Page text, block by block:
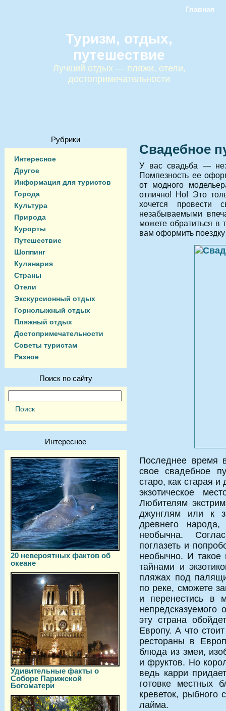
Главная
Туризм, отдых,
путешествие
Лучший отдых — пляжи, отели,
достопримечательности
Рубрики
Интересное
Другое
Информация для туристов
Города
Культура
Природа
Курорты
Путешествие
Шоппинг
Кулинария
Страны
Отели
Экскурсионный отдых
Горнолыжный отдых
Пляжный отдых
Достопримечательности
Советы туристам
Разное
Поиск по сайту
Интересное
20 невероятных фактов об
океане
Удивительные факты о
Соборе Парижской
Богоматери
Свадебное
У вас свадьба —
Помпезность ее
от модного
отлично! Но! Это
хочется провести
незабываемыми
можете обратиться в
вам оформить
Последнее время
свое свадебное
старо, как старая
экзотическое
Любителям
джунглям или к
древнего
необычна.
поглазеть и
необычно. И
тайнами и
пляжах под
по реке, сможете
и перенестись в
эту страна
Европу. А что
рестораны в
блюда из змеи,
и фруктов. Но
ведь карри
готовке местных
креветок, рыбного
лайма.